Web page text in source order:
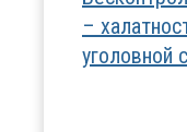
–
уголовной